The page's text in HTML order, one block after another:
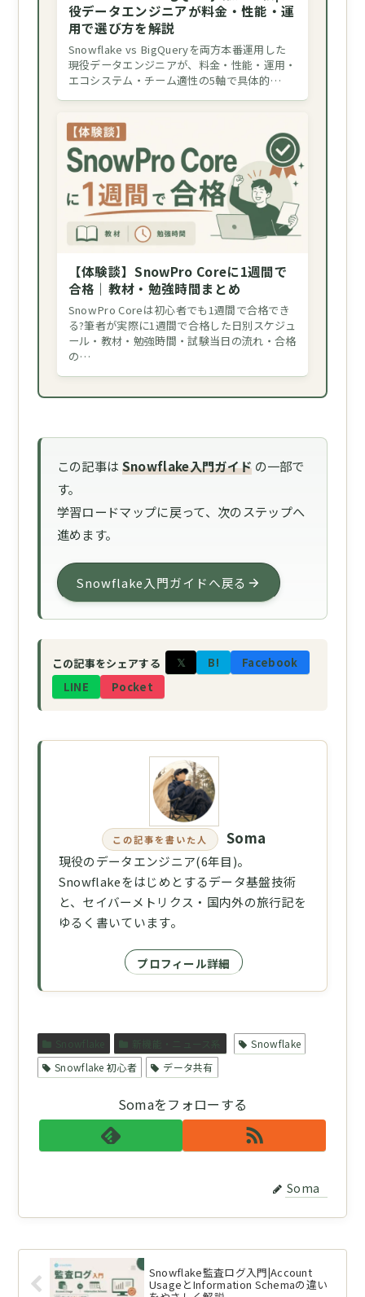
役データエンジニアが料金・性能・運
用で選び方を解説
Snowflake vs BigQueryを両方本番運用した
現役データエンジニアが、料金・性能・運用・
エコシステム・チーム適性の5軸で具体的…
【体験談】SnowPro Coreに1週間で
合格｜教材・勉強時間まとめ
SnowPro Coreは初心者でも1週間で合格でき
る?筆者が実際に1週間で合格した日別スケジュ
ール・教材・勉強時間・試験当日の流れ・合格
の…
この記事は Snowflake入門ガイド の一部で
す。
学習ロードマップに戻って、次のステップへ
進めます。
Snowflake入門ガイドへ戻る
この記事をシェアする 𝕏 B!
Facebook
LINE
Pocket
この記事を書いた人 Soma
現役のデータエンジニア(6年目)。
Snowflakeをはじめとするデータ基盤技術
と、セイバーメトリクス・国内外の旅行記を
ゆるく書いています。
プロフィール詳細
Snowflake 新機能・ニュース系
Snowflake
Snowflake 初心者
データ共有
Somaをフォローする
Soma
Snowflake監査ログ入門|Account
UsageとInformation Schemaの違い